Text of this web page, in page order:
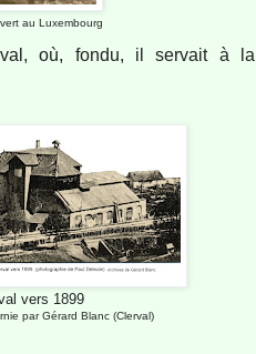
au Luxembourg
où, fondu, il servait à la
vers 1899
par Gérard Blanc (Clerval)